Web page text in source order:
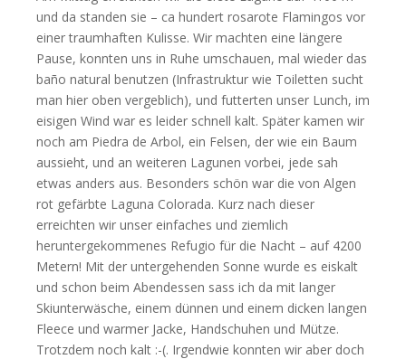
und da standen sie – ca hundert rosarote Flamingos vor
einer traumhaften Kulisse. Wir machten eine längere
Pause, konnten uns in Ruhe umschauen, mal wieder das
baño natural benutzen (Infrastruktur wie Toiletten sucht
man hier oben vergeblich), und futterten unser Lunch, im
eisigen Wind war es leider schnell kalt. Später kamen wir
noch am Piedra de Arbol, ein Felsen, der wie ein Baum
aussieht, und an weiteren Lagunen vorbei, jede sah
etwas anders aus. Besonders schön war die von Algen
rot gefärbte Laguna Colorada. Kurz nach dieser
erreichten wir unser einfaches und ziemlich
heruntergekommenes Refugio für die Nacht – auf 4200
Metern! Mit der untergehenden Sonne wurde es eiskalt
und schon beim Abendessen sass ich da mit langer
Skiunterwäsche, einem dünnen und einem dicken langen
Fleece und warmer Jacke, Handschuhen und Mütze.
Trotzdem noch kalt :-(. Irgendwie konnten wir aber doch